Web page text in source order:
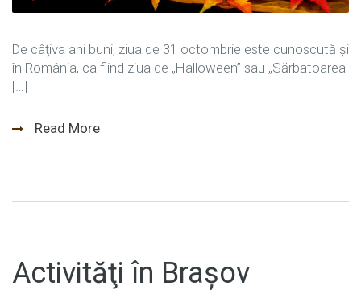
De câţiva ani buni, ziua de 31 octombrie este cunoscută şi
în România, ca fiind ziua de „Halloween” sau „Sărbatoarea
[…]
Read More
Activităţi în Braşov